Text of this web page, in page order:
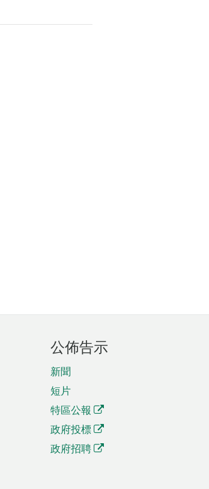
公佈告示
新聞
短片
特區公報
政府投標
政府招聘